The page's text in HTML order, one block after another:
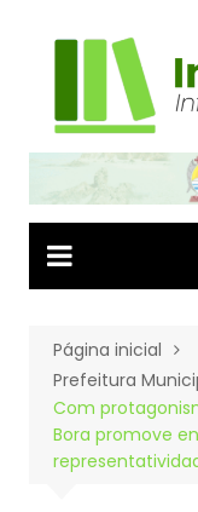
Página inicial
Prefeitura
Com
Bora promove